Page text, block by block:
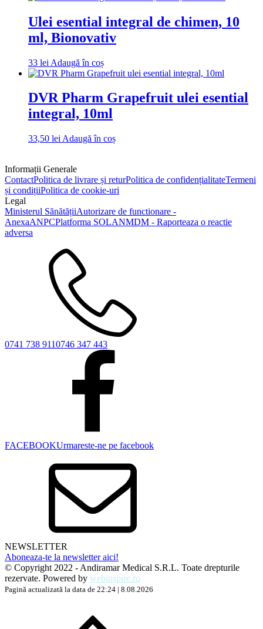
Ulei esential integral de chimen, 10
ml, Bionovativ
33 lei Adaugă în coș
DVR Pharm Grapefruit ulei esential
integral, 10ml
33,50 lei Adaugă în coș
Informații Generale
ContactPolitica de livrare și returPolitica de confidențialitateTermeni
și condițiiPolitica de cookie-uri
Legal
Ministerul SănătățiiAutorizare de functionare -
AnexaANPCPlatforma SOLANMDM - Raporteaza o reactie
adversa
0741 738 9110746 347 443
FACEBOOKUrmareste-ne pe facebook
NEWSLETTER
Aboneaza-te la newsletter aici!
© Copyright 2022 - Andiramar Medical S.R.L. Toate drepturile
rezervate. Powered by webinspire.ro
Pagină actualizată la data de 22:24 | 8.08.2026